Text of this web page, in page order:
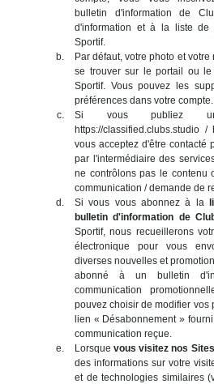
bulletin d'information de
d'information et à la liste de
Sportif.
Par défaut, votre photo et
se trouver sur le portail ou
Sportif. Vous pouvez les
préférences dans votre compte.
Si vous publiez
https://classified.clubs.studio /
vous acceptez d'être contacté
par l'intermédiaire des
ne contrôlons pas le contenu
communication / demande de
Si vous vous abonnez à la
bulletin d'information de
Sportif, nous recueillerons
électronique pour vous
diverses nouvelles et
abonné à un bulletin
communication
pouvez choisir de modifier vos
lien « Désabonnement »
communication reçue.
Lorsquevous visitez nos Sites
des informations sur votre
et de technologies similaires